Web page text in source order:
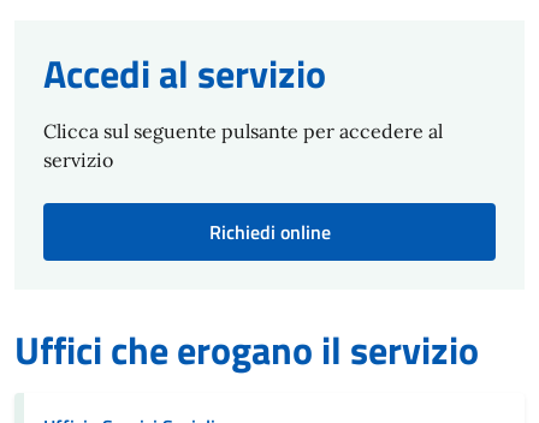
Accedi al servizio
Clicca sul seguente pulsante per accedere al
servizio
Richiedi online
Uffici che erogano il servizio